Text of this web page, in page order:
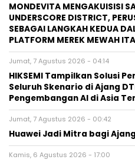
MONDEVITA MENGAKUISISI
UNDERSCORE DISTRICT,
SEBAGAI LANGKAH KEDUA
PLATFORM MEREK MEWAH
Jumat, 7 Agustus 2026 - 04:14
HIKSEMI Tampilkan Solusi
Seluruh Skenario di Ajang
Pengembangan AI di Asia
Jumat, 7 Agustus 2026 - 00:42
Huawei Jadi Mitra bagi Ajang
Kamis, 6 Agustus 2026 - 17:00